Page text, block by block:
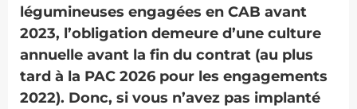
légumineuses engagées en CAB avant
2023, l’obligation demeure d’une culture
annuelle avant la fin du contrat (au plus
tard à la PAC 2026 pour les engagements
2022). Donc, si vous n’avez pas implanté